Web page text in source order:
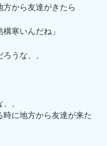
方から友達がきたら
構寒いんだね」
うな、、
、
時に地方から友達が来た